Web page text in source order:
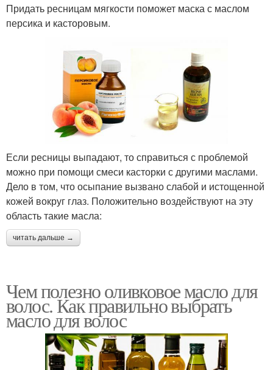
Придать ресницам мягкости поможет маска с маслом
персика и касторовым.
Если ресницы выпадают, то справиться с проблемой
можно при помощи смеси касторки с другими маслами.
Дело в том, что осыпание вызвано слабой и истощенной
кожей вокруг глаз. Положительно воздействуют на эту
область такие масла:
читать дальше →
Чем полезно оливковое масло для
волос. Как правильно выбрать
масло для волос